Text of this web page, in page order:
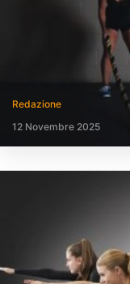
Redazione
12 Novembre 2025